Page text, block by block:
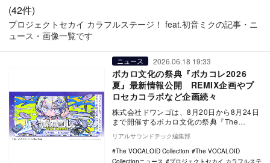
(42件)
プロジェクトセカイ カラフルステージ！ feat.初音ミクの記事・ニ
ュース・画像一覧です
ニュース 2026.06.18 19:33
ボカロ文化の祭典『ボカコレ2026
夏』最新情報公開 REMIX企画やプ
ロセカコラボなど企画続々
株式会社ドワンゴは、8月20日から8月24日
まで開催するボカロ文化の祭典『The
VOCALOID Collection ～20…
リアルサウンドテック編集部
The VOCALOID Collection
The VOCALOID
Collectionニュース
プロジェクトセカイ カラフルステ